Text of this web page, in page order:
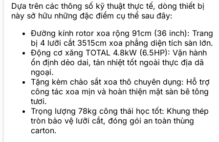
Dựa trên các thông số kỹ thuật thực tế, dòng thiết bị
này sở hữu những đặc điểm cụ thể sau đây:
Đường kính rotor xoa rộng 91cm (36 inch): Trang
bị 4 lưỡi cắt 3515cm xoa phẳng diện tích sàn lớn.
Động cơ xăng TOTAL 4.8kW (6.5HP): Vận hành
ổn định dẻo dai, tản nhiệt tốt ngoài thực địa dã
ngoại.
Tặng kèm chảo sắt xoa thô chuyên dụng: Hỗ trợ
công tác xoa mịn và hoàn thiện mặt sàn bê tông
tươi.
Trọng lượng 78kg công thái học tốt: Khung thép
tròn bảo vệ lưỡi cắt, đóng gói an toàn thùng
carton.